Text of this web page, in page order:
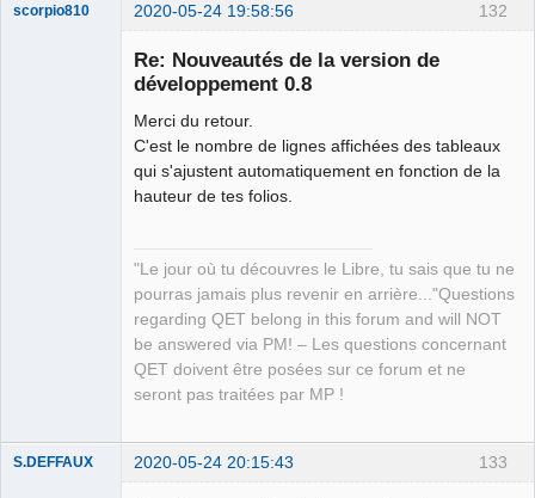
132
scorpio810 2020-05-24 19:58:56
Re: Nouveautés de la version de
développement 0.8
Merci du retour.
C'est le nombre de lignes affichées des tableaux
qui s'ajustent automatiquement en fonction de la
hauteur de tes folios.
"Le jour où tu découvres le Libre, tu sais que tu ne
pourras jamais plus revenir en arrière..."Questions
regarding QET belong in this forum and will NOT
be answered via PM! – Les questions concernant
QET doivent être posées sur ce forum et ne
seront pas traitées par MP !
133
S.DEFFAUX 2020-05-24 20:15:43